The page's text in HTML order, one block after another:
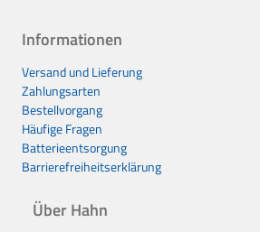
Informationen
Versand und Lieferung
Zahlungsarten
Bestellvorgang
Häufige Fragen
Batterieentsorgung
Barrierefreiheitserklärung
Über Hahn